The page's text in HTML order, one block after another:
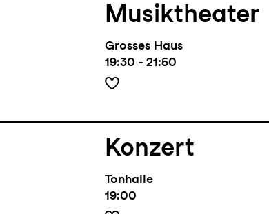
Musiktheater
Grosses Haus
19:30 - 21:50
Konzert
Tonhalle
19:00